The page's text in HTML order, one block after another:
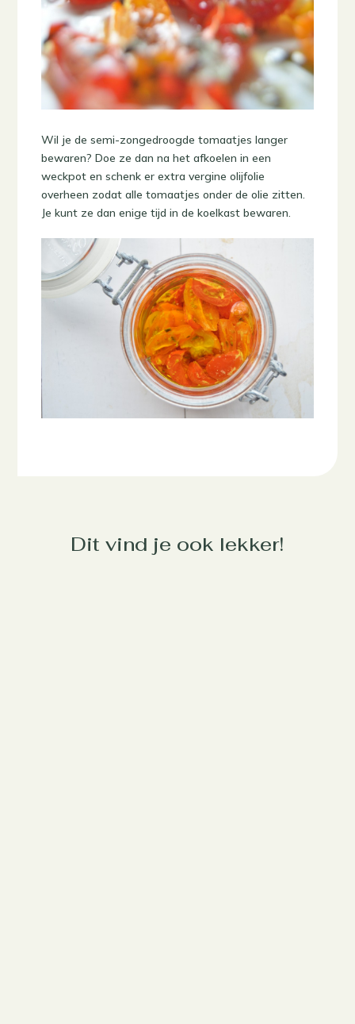
Wil je de semi-zongedroogde tomaatjes langer
bewaren? Doe ze dan na het afkoelen in een
weckpot en schenk er extra vergine olijfolie
overheen zodat alle tomaatjes onder de olie zitten.
Je kunt ze dan enige tijd in de koelkast bewaren.
Dit vind je ook lekker!